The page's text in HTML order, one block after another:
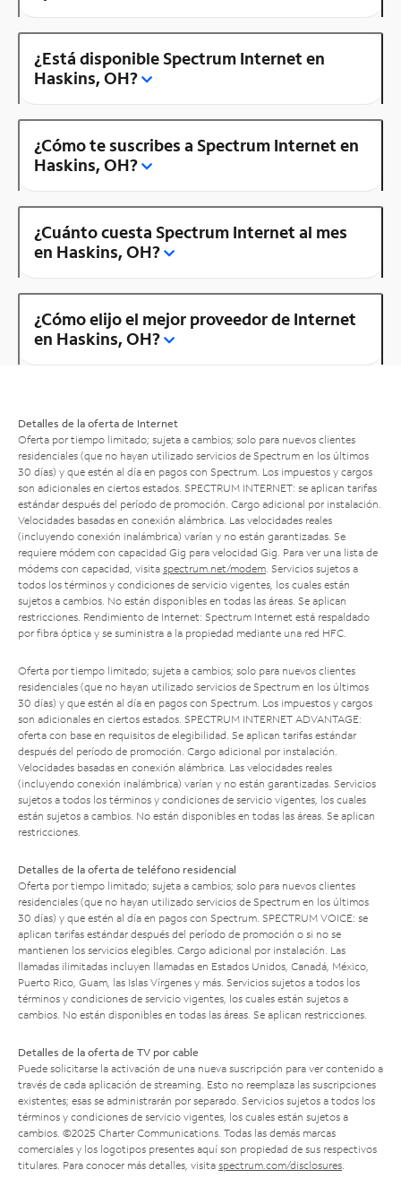
¿Está disponible Spectrum Internet en
Haskins, OH?
¿Cómo te suscribes a Spectrum Internet en
Haskins, OH?
¿Cuánto cuesta Spectrum Internet al mes
en Haskins, OH?
¿Cómo elijo el mejor proveedor de Internet
en Haskins, OH?
Detalles de la oferta de Internet
Oferta por tiempo limitado; sujeta a cambios; solo para nuevos clientes
residenciales (que no hayan utilizado servicios de Spectrum en los últimos
30 días) y que estén al día en pagos con Spectrum. Los impuestos y cargos
son adicionales en ciertos estados. SPECTRUM INTERNET: se aplican tarifas
estándar después del período de promoción. Cargo adicional por instalación.
Velocidades basadas en conexión alámbrica. Las velocidades reales
(incluyendo conexión inalámbrica) varían y no están garantizadas. Se
requiere módem con capacidad Gig para velocidad Gig. Para ver una lista de
módems con capacidad, visita spectrum.net/modem . Servicios sujetos a
todos los términos y condiciones de servicio vigentes, los cuales están
sujetos a cambios. No están disponibles en todas las áreas. Se aplican
restricciones. Rendimiento de Internet: Spectrum Internet está respaldado
por fibra óptica y se suministra a la propiedad mediante una red HFC.
Oferta por tiempo limitado; sujeta a cambios; solo para nuevos clientes
residenciales (que no hayan utilizado servicios de Spectrum en los últimos
30 días) y que estén al día en pagos con Spectrum. Los impuestos y cargos
son adicionales en ciertos estados. SPECTRUM INTERNET ADVANTAGE:
oferta con base en requisitos de elegibilidad. Se aplican tarifas estándar
después del período de promoción. Cargo adicional por instalación.
Velocidades basadas en conexión alámbrica. Las velocidades reales
(incluyendo conexión inalámbrica) varían y no están garantizadas. Servicios
sujetos a todos los términos y condiciones de servicio vigentes, los cuales
están sujetos a cambios. No están disponibles en todas las áreas. Se aplican
restricciones.
Detalles de la oferta de teléfono residencial
Oferta por tiempo limitado; sujeta a cambios; solo para nuevos clientes
residenciales (que no hayan utilizado servicios de Spectrum en los últimos
30 días) y que estén al día en pagos con Spectrum. SPECTRUM VOICE: se
aplican tarifas estándar después del período de promoción o si no se
mantienen los servicios elegibles. Cargo adicional por instalación. Las
llamadas ilimitadas incluyen llamadas en Estados Unidos, Canadá, México,
Puerto Rico, Guam, las Islas Vírgenes y más. Servicios sujetos a todos los
términos y condiciones de servicio vigentes, los cuales están sujetos a
cambios. No están disponibles en todas las áreas. Se aplican restricciones.
Detalles de la oferta de TV por cable
Puede solicitarse la activación de una nueva suscripción para ver contenido a
través de cada aplicación de streaming. Esto no reemplaza las suscripciones
existentes; esas se administrarán por separado. Servicios sujetos a todos los
términos y condiciones de servicio vigentes, los cuales están sujetos a
cambios. ©2025 Charter Communications. Todas las demás marcas
comerciales y los logotipos presentes aquí son propiedad de sus respectivos
titulares. Para conocer más detalles, visita spectrum.com/disclosures